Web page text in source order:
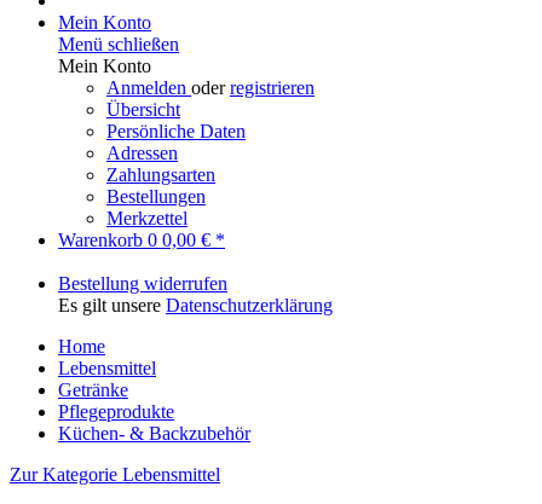
Mein Konto
Menü schließen
Mein Konto
Anmelden oderregistrieren
Übersicht
Persönliche Daten
Adressen
Zahlungsarten
Bestellungen
Merkzettel
Warenkorb 0 0,00 € *
Bestellung widerrufen
Es gilt unsere Datenschutzerklärung
Home
Lebensmittel
Getränke
Pflegeprodukte
Küchen- & Backzubehör
Zur Kategorie Lebensmittel